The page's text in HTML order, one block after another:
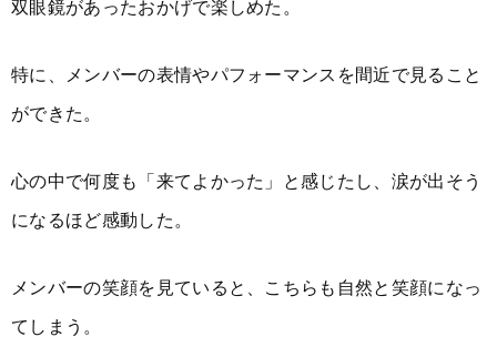
双眼鏡があったおかげで楽しめた。
特に、メンバーの表情やパフォーマンスを間近で見ること
ができた。
心の中で何度も「来てよかった」と感じたし、涙が出そう
になるほど感動した。
メンバーの笑顔を見ていると、こちらも自然と笑顔になっ
てしまう。